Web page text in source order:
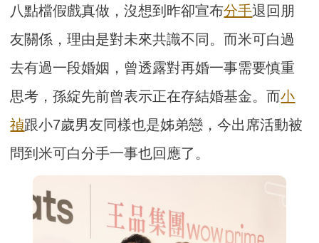
八點檔假戲真做，沒想到昨卻宣布分手退回朋
友關係，理由是對未來共識不同。而米可白過
去有過一段婚姻，曾透露對再婚一事需要慎重
思考，孫綻先前曾表示正在存結婚基金。而小
禎跟小7歲男友同樣也是姊弟戀，今出席活動被
問到米可白分手一事也回應了。